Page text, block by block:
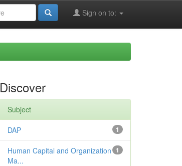
Sign on to:
Discover
Subject
1
DAP
1
Human Capital and Organization
Ma...